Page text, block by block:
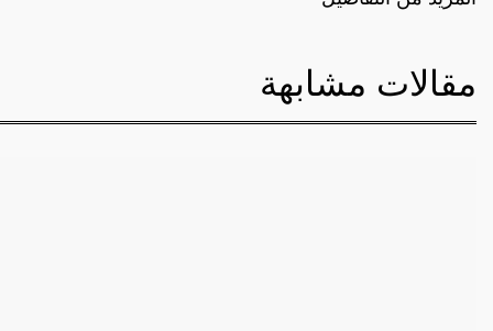
مقالات مشابهة